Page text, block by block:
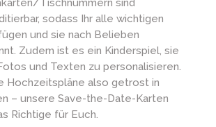
Tischnummern sind
sodass Ihr alle wichtigen
und sie nach Belieben
Zudem ist es ein Kinderspiel, sie
und Texten zu personalisieren.
Hochzeitspläne also getrost in
– unsere Save-the-Date-Karten
Richtige für Euch.